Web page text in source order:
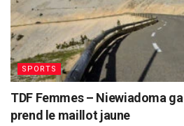
SPORTS
TDF Femmes – Niewiadoma
prend le maillot jaune